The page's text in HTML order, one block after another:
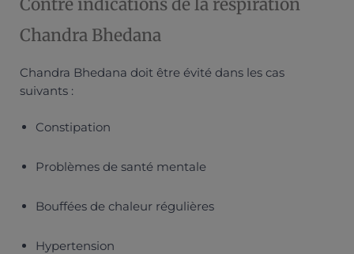
Chandra Bhedana
Chandra Bhedana doit être évité dans les cas
suivants :
Constipation
Problèmes de santé mentale
Bouffées de chaleur régulières
Hypertension